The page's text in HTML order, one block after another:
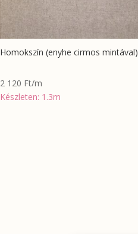
Homokszín (enyhe cirmos mintával)
2 120 Ft/m
Készleten: 1.3m